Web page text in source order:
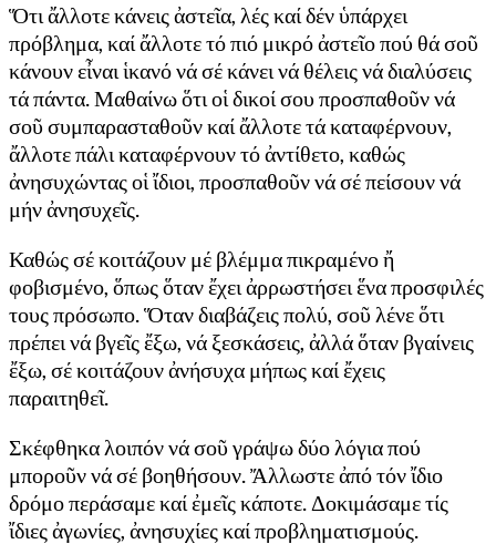
Ὅτι ἄλλοτε κάνεις ἀστεῖα, λές καί δέν ὑπάρχει
πρόβλημα, καί ἄλλοτε τό πιό μικρό ἀστεῖο πού θά σοῦ
κάνουν εἶναι ἱκανό νά σέ κάνει νά θέλεις νά διαλύσεις
τά πάντα. Μαθαίνω ὅτι οἱ δικοί σου προσπαθοῦν νά
σοῦ συμπαρασταθοῦν καί ἄλλοτε τά καταφέρνουν,
ἄλλοτε πάλι καταφέρνουν τό ἀντίθετο, καθώς
ἀνησυχώντας οἱ ἴδιοι, προσπαθοῦν νά σέ πείσουν νά
μήν ἀνησυχεῖς.
Καθώς σέ κοιτάζουν μέ βλέμμα πικραμένο ἤ
φοβισμένο, ὅπως ὅταν ἔχει ἀρρωστήσει ἕνα προσφιλές
τους πρόσωπο. Ὅταν διαβάζεις πολύ, σοῦ λένε ὅτι
πρέπει νά βγεῖς ἔξω, νά ξεσκάσεις, ἀλλά ὅταν βγαίνεις
ἔξω, σέ κοιτάζουν ἀνήσυχα μήπως καί ἔχεις
παραιτηθεῖ.
Σκέφθηκα λοιπόν νά σοῦ γράψω δύο λόγια πού
μποροῦν νά σέ βοηθήσουν. Ἄλλωστε ἀπό τόν ἴδιο
δρόμο περάσαμε καί ἐμεῖς κάποτε. Δοκιμάσαμε τίς
ἴδιες ἀγωνίες, ἀνησυχίες καί προβληματισμούς.